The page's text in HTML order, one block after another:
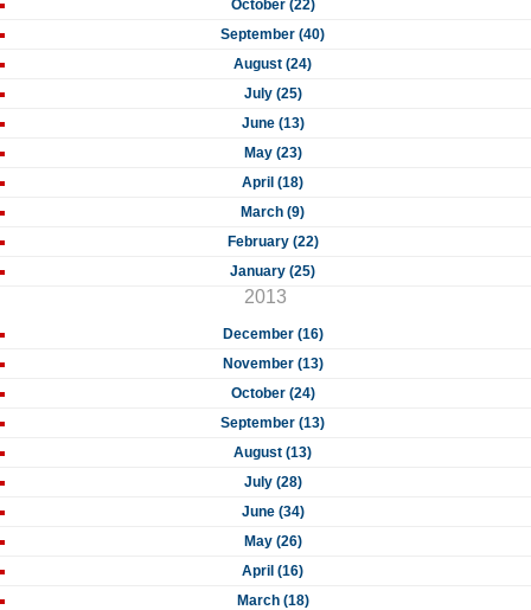
October (22)
September (40)
August (24)
July (25)
June (13)
May (23)
April (18)
March (9)
February (22)
January (25)
2013
December (16)
November (13)
October (24)
September (13)
August (13)
July (28)
June (34)
May (26)
April (16)
March (18)